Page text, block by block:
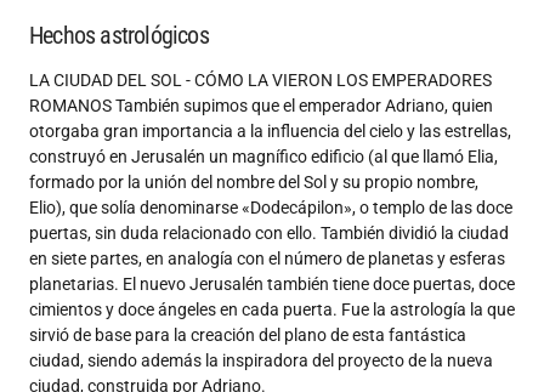
Hechos astrológicos
LA CIUDAD DEL SOL - CÓMO LA VIERON LOS EMPERADORES
ROMANOS También supimos que el emperador Adriano, quien
otorgaba gran importancia a la influencia del cielo y las estrellas,
construyó en Jerusalén un magnífico edificio (al que llamó Elia,
formado por la unión del nombre del Sol y su propio nombre,
Elio), que solía denominarse «Dodecápilon», o templo de las doce
puertas, sin duda relacionado con ello. También dividió la ciudad
en siete partes, en analogía con el número de planetas y esferas
planetarias. El nuevo Jerusalén también tiene doce puertas, doce
cimientos y doce ángeles en cada puerta. Fue la astrología la que
sirvió de base para la creación del plano de esta fantástica
ciudad, siendo además la inspiradora del proyecto de la nueva
ciudad, construida por Adriano.